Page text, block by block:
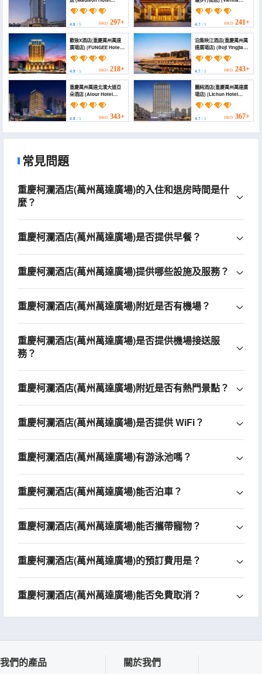
Chongqing Wanzhou
Wanda Plaza)
4.8 / 5 HKD 297+
International Hotel
(Wanzhou Gaosuntang
Pedestrian Street
Branch))
4.7/ 5 HKD 241+
歡致X酒店(重慶萬州萬達
廣場店) (FUNGEE Hotel
(Wanzhou Wanda
Plaza, Chongqing))
4.9 / 5 HKD 218+
泊集映江酒店(重慶萬州萬
達廣場店) (Boji Yingjiang
Hotel (Chongqing
Wanzhou Wanda
Plaza))
4.7/ 5 HKD 243+
重慶萬州萬達北濱大道亞
朵酒店 (Atour Hotel
Chongqing Wanzhou
Wanda Beibin Avenue)
4.8 / 5 HKD 343+
麗純酒店(重慶萬州萬達廣
場店) (Lichun Hotel
(Wanzhou Branch))
4.7/ 5 HKD 367+
常見問題
重慶柯瀾酒店(萬州萬達廣場)的入住和退房時間是什
麼？
重慶柯瀾酒店(萬州萬達廣場)是否提供早餐？
重慶柯瀾酒店(萬州萬達廣場)提供哪些設施及服務？
重慶柯瀾酒店(萬州萬達廣場)附近是否有機場？
重慶柯瀾酒店(萬州萬達廣場)是否提供機場接送服
務？
重慶柯瀾酒店(萬州萬達廣場)附近是否有熱門景點？
重慶柯瀾酒店(萬州萬達廣場)是否提供 WiFi？
重慶柯瀾酒店(萬州萬達廣場)有游泳池嗎？
重慶柯瀾酒店(萬州萬達廣場)能否泊車？
重慶柯瀾酒店(萬州萬達廣場)能否攜帶寵物？
重慶柯瀾酒店(萬州萬達廣場)的預訂費用是？
重慶柯瀾酒店(萬州萬達廣場)能否免費取消？
我們的產品 關於我們